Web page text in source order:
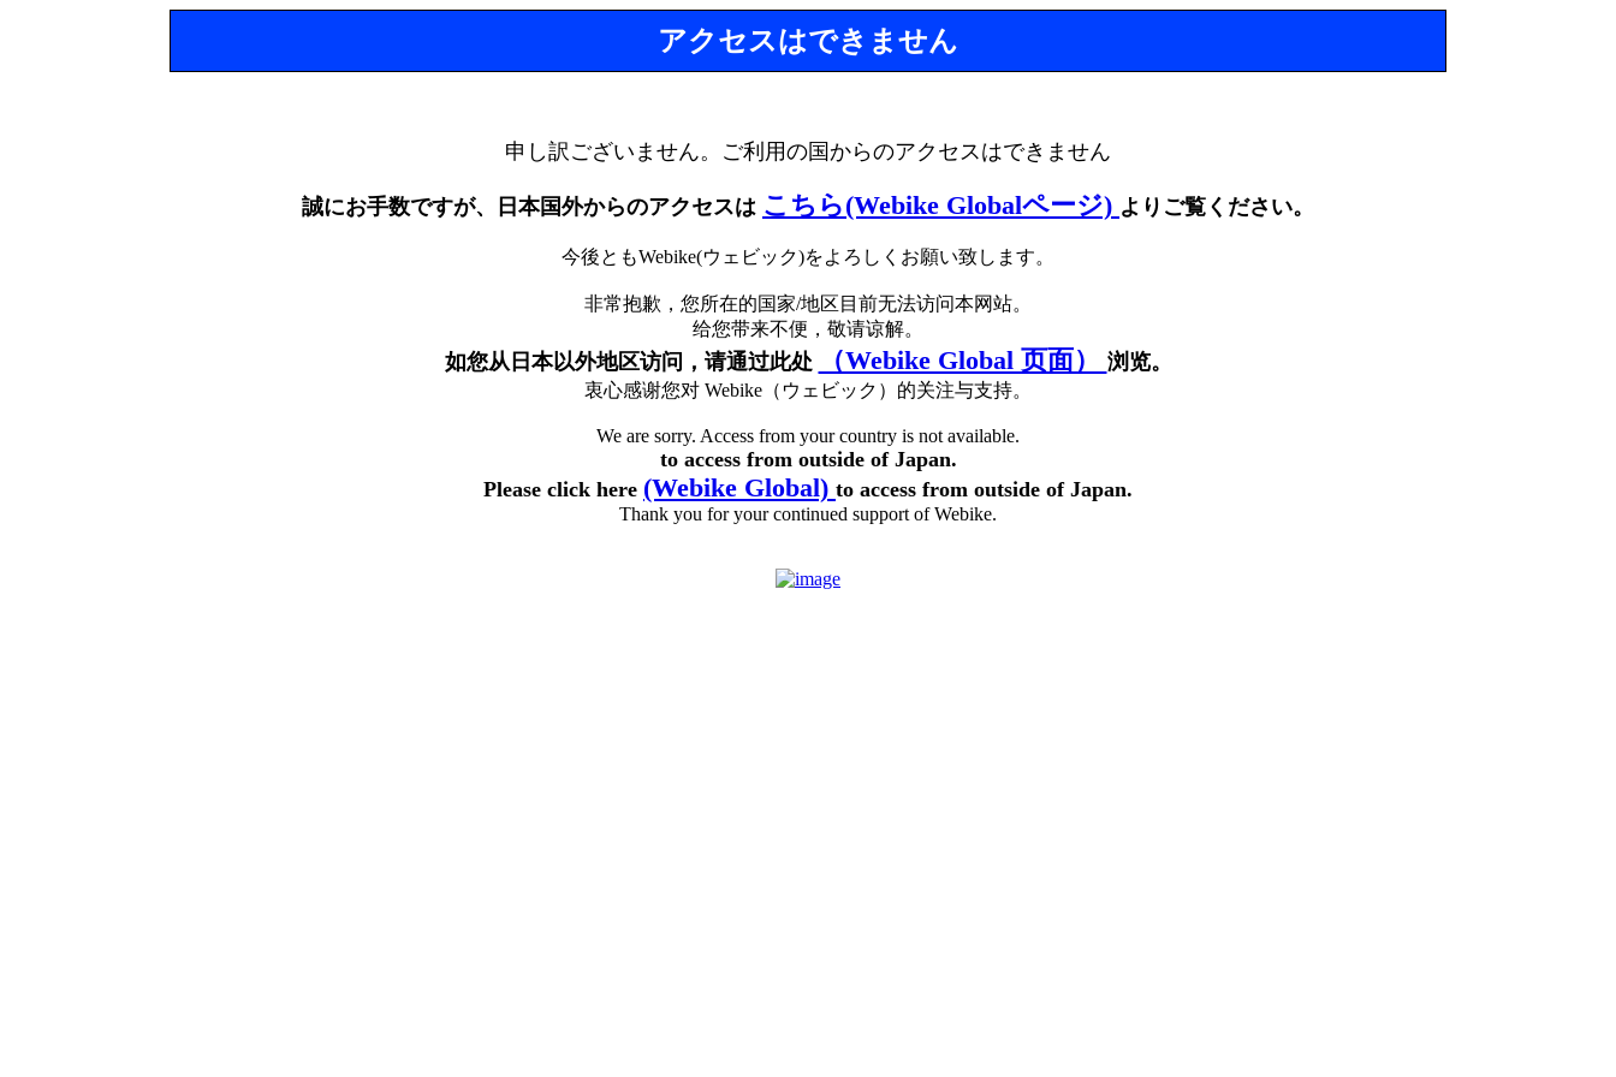
アクセスはできません
申し訳ございません。ご利用の国からのアクセスはできません
誠にお手数ですが、日本国外からのアクセスは こちら(Webike Globalページ) よりご覧ください。
今後ともWebike(ウェビック)をよろしくお願い致します。
非常抱歉，您所在的国家/地区目前无法访问本网站。
给您带来不便，敬请谅解。
如您从日本以外地区访问，请通过此处 （Webike Global 页面） 浏览。
衷心感谢您对 Webike（ウェビック）的关注与支持。
We are sorry. Access from your country is not available.
to access from outside of Japan.
Please click here (Webike Global) to access from outside of Japan.
Thank you for your continued support of Webike.